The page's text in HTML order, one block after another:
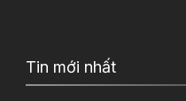
Tin mới nhất